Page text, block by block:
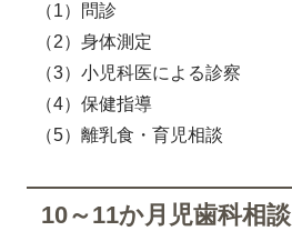
（1）問診
（2）身体測定
（3）小児科医による診察
（4）保健指導
（5）離乳食・育児相談
10～11か月児歯科相談